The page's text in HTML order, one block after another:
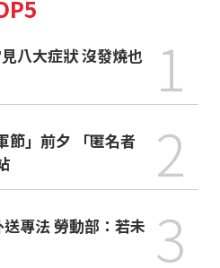
1
節」前夕 「匿名者
2
專法 勞動部：若未 3